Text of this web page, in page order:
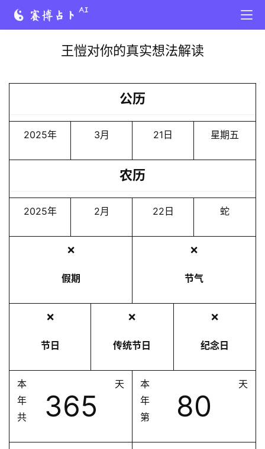
王愷对你的真实想法解读
公历
2025年 3月 21日 星期五
农历
2025年 2月 22日 蛇
❌
假期
❌
节气
❌
节日
❌
传统节日
❌
纪念日
本
年
共
365
天
本
年
第
80
天